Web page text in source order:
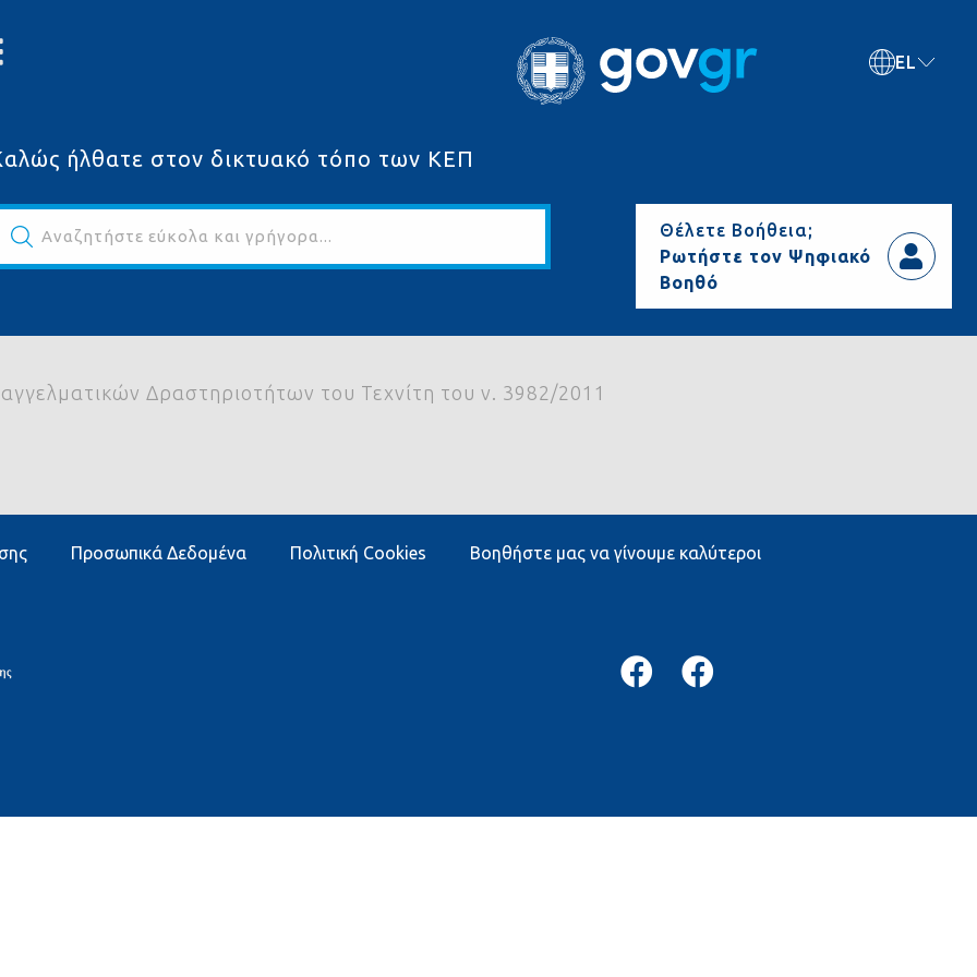
ήλθατε στον δικτυακό τόπο των ΚΕΠ
Αναζητήστε εύκολα και γρήγορα...
EL
Θέλετε Βοήθεια;
Ρωτήστε τον Ψηφιακό
Βοηθό
Δραστηριοτήτων του Τεχνίτη του ν. 3982/2011
Προσωπικά Δεδομένα Πολιτική Cookies Βοηθήστε μας να γίνουμε καλύτεροι